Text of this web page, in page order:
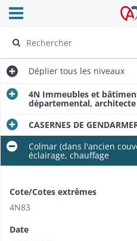
Archives
Ouvrir le menu déroulant
Déplier tous les niveaux
4N Immeubles et
départemental,
CASERNES DE
Colmar (dans l'ancien
éclairage, chauffage
Cote/Cotes extrêmes
4N83
Date